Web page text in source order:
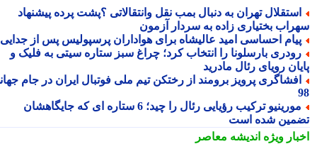
تهران به دنبال بمب نقل وانتقالاتی ؟پشت پرده پیشنهاد
بختیاری زاده به سردار آزمون
احساسی امید عالیشاه برای هواداران پرسپولیس پس از جدایی
بارسلونا را انتخاب کرد؛ چراغ سبز ستاره سیتی به فلیک و
رویای رئال مادرید
پرویز برومند از رختکن تیم ملی فوتبال ایران در جام جهانی
مورینیو ترکیب رؤیایی رئال را چید؛ 6 ستاره ای که جایگاهشان
شده است
ویژهاندیشه معاصر